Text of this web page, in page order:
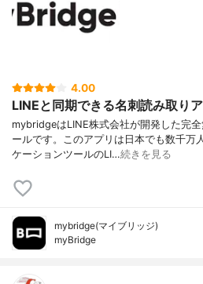
4.00
LINEと同期できる名刺読み取り
mybridgeはLINE株式会社が開発した完
ールです。このアプリは日本でも数千万
ケーションツールのLI…続きを見る
mybridge(マイブリッジ)
myBridge